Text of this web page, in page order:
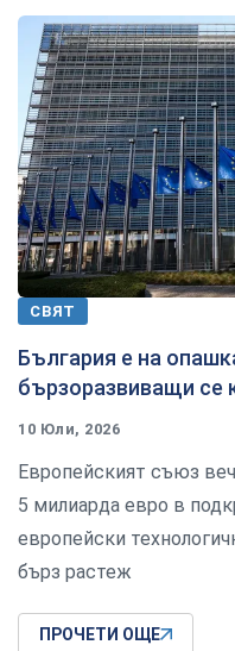
СВЯТ
България е на
бързоразвиващи се
10 Юли, 2026
Европейският съюз
5 милиарда евро в
европейски
бърз растеж
ПРОЧЕТИ ОЩЕ